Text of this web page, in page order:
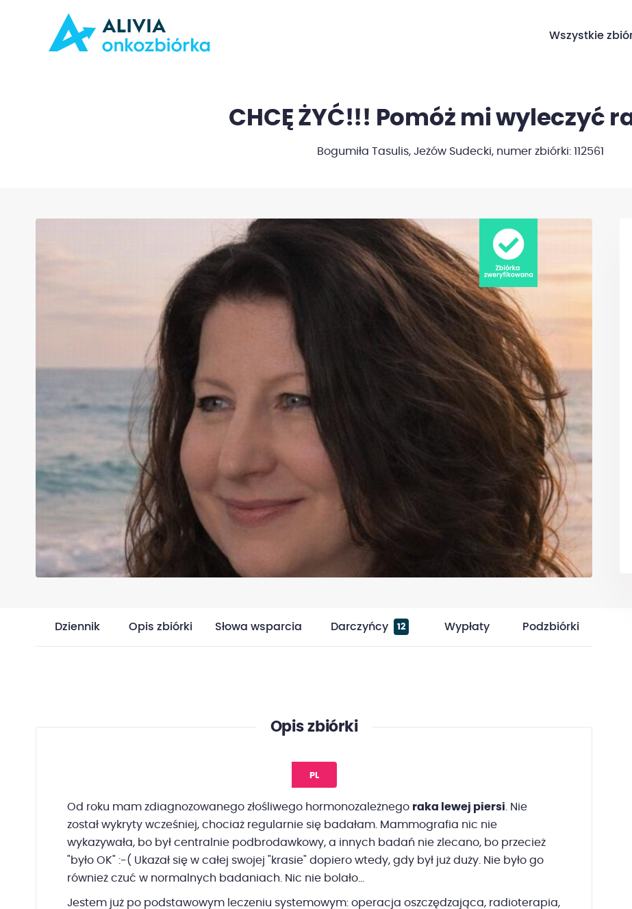
Wszystkie
CHCĘ ŻYĆ!!! Pomóż mi wyleczyć
Bogumiła Tasulis, Jeżów Sudecki,numer zbiórki: 112561
Dziennik Opis zbiórki Słowa wsparcia Darczyńcy 12 Wypłaty Podzbiórki
Opis zbiórki
PL
Od roku mam zdiagnozowanego złośliwego hormonozależnego raka lewej piersi . Nie
został wykryty wcześniej, chociaż regularnie się badałam. Mammografia nic nie
wykazywała, bo był centralnie podbrodawkowy, a innych badań nie zlecano, bo przecież
"było OK" :-( Ukazał się w całej swojej "krasie" dopiero wtedy, gdy był już duży. Nie było go
również czuć w normalnych badaniach. Nic nie bolało...
Jestem już po podstawowym leczeniu systemowym: operacja oszczędzająca, radioterapia,